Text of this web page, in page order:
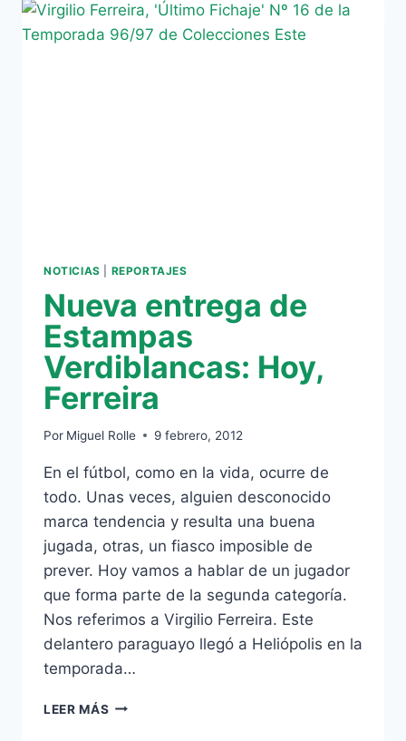
HOY,
CARDEÑOSA
NOTICIAS REPORTAJES
Nueva entrega de
Estampas
Verdiblancas: Hoy,
Ferreira
Por Miguel Rolle 9 febrero, 2012
En el fútbol, como en la vida, ocurre de
todo. Unas veces, alguien desconocido
marca tendencia y resulta una buena
jugada, otras, un fiasco imposible de
prever. Hoy vamos a hablar de un jugador
que forma parte de la segunda categoría.
Nos referimos a Virgilio Ferreira. Este
delantero paraguayo llegó a Heliópolis en la
temporada…
LEER MÁS NUEVA